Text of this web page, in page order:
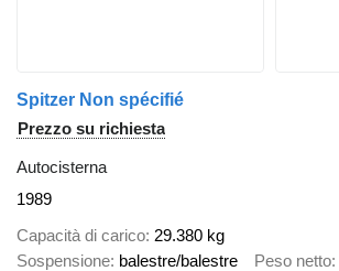
Spitzer Non spécifié
Prezzo su richiesta
Autocisterna
1989
Capacità di carico 29.380 kg
Sospensione balestre/balestre Peso netto